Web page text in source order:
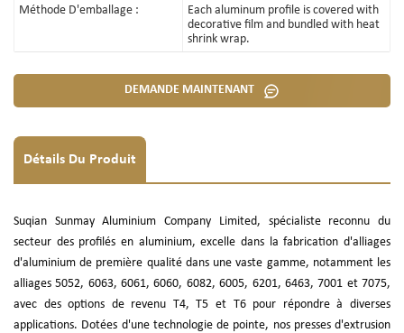
Méthode D'emballage :
Each aluminum profile is covered with
decorative film and bundled with heat
shrink wrap.
DEMANDE MAINTENANT
Détails Du Produit
Suqian Sunmay Aluminium Company Limited, spécialiste reconnu du
secteur des profilés en aluminium, excelle dans la fabrication d'alliages
d'aluminium de première qualité dans une vaste gamme, notamment les
alliages 5052, 6063, 6061, 6060, 6082, 6005, 6201, 6463, 7001 et 7075,
avec des options de revenu T4, T5 et T6 pour répondre à diverses
applications. Dotées d'une technologie de pointe, nos presses d'extrusion